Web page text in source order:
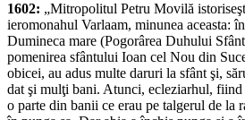
1602: „Mitropolitul Petru Movilă
ieromonahul Varlaam, minunea aceasta:
Dumineca mare (Pogorârea Duhului
pomenirea sfântului Ioan cel Nou din
obicei, au adus multe daruri la sfânt şi,
dat şi mulţi bani. Atunci, ecleziarhul,
o parte din banii ce erau pe talgerul de la